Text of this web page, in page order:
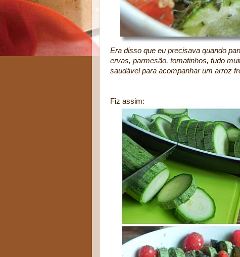
Era disso que eu precisava quando
ervas, parmesão, tomatinhos, tudo
saudável para acompanhar um arroz
Fiz assim: